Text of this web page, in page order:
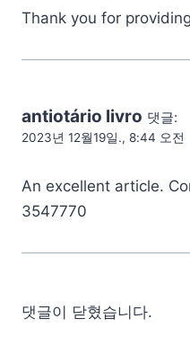
Thank you for
antiotário livro 댓글:
2023년 12월19일., 8:44 오전
An excellent article.
3547770
댓글이 닫혔습니다.